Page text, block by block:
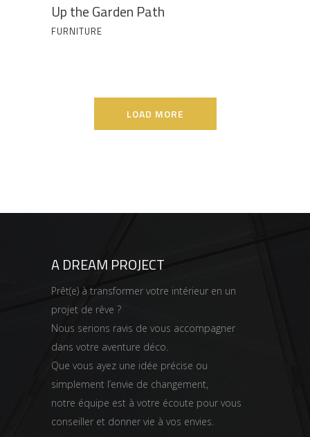
Up the Garden Path
FURNITURE
LOAD MORE
A DREAM PROJECT
Prêt(e) à transformer votre intérieur en un
projet de rêve ?
Nous serions ravis de vous accompagner
dans votre aventure déco.
Que vous ayez une idée précise ou
simplement l’envie de changement,
notre équipe est à votre écoute pour vous
conseiller et donner vie à vos envies.